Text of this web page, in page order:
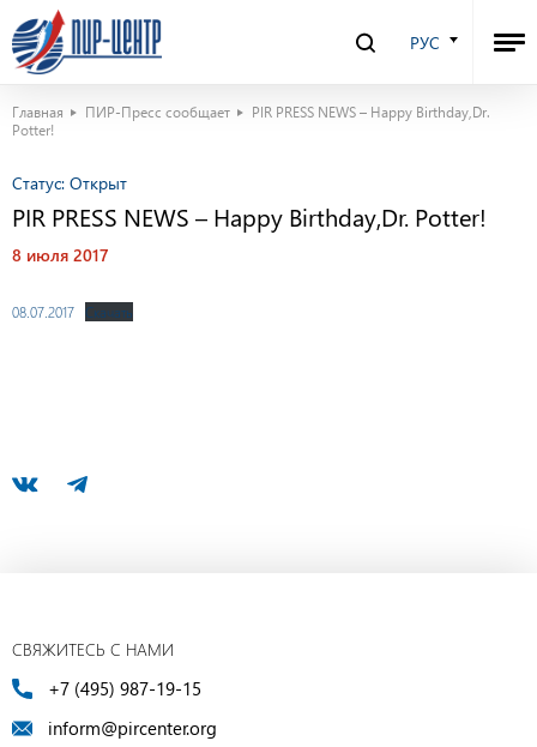
РУС
Главная ПИР-Пресс сообщает
PIR PRESS NEWS – Happy Birthday,Dr.
Potter!
Статус: Открыт
PIR PRESS NEWS – Happy Birthday,Dr. Potter!
8 июля 2017
08.07.2017 Скачать
СВЯЖИТЕСЬ С НАМИ
+7 (495) 987-19-15
inform@pircenter.org